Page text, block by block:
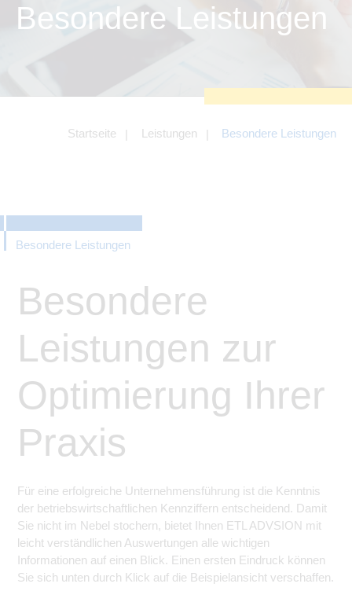
Besondere Leistungen
Startseite Leistungen Besondere Leistungen
Besondere Leistungen
Besondere
Leistungen zur
Optimierung Ihrer
Praxis
Für eine erfolgreiche Unternehmensführung ist die Kenntnis
der betriebswirtschaftlichen Kennziffern entscheidend. Damit
Sie nicht im Nebel stochern, bietet Ihnen ETL ADVSION mit
leicht verständlichen Auswertungen alle wichtigen
Informationen auf einen Blick. Einen ersten Eindruck können
Sie sich unten durch Klick auf die Beispielansicht verschaffen.
Tracking- und Targeting-Cookies
Angebotes einschließlich der
Angeboten von z.B. Facebook und
LinkedIn.
können.